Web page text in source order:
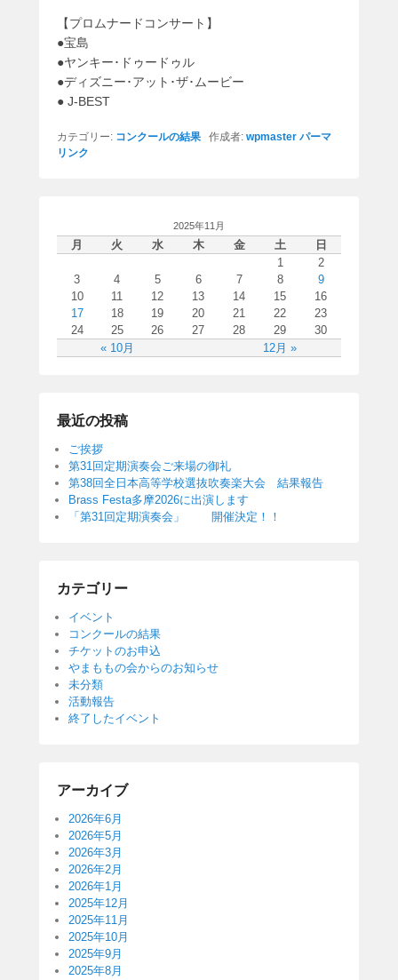
【プロムナードコンサート】
●宝島
●ヤンキー･ドゥードゥル
●ディズニー･アット･ザ･ムービー
● J-BEST
カテゴリー: コンクールの結果 作成者: wpmaster パーマ
リンク
2025年11月
月 火 水 木 金 土 日
« 10月 12月 »
1
2
3
4 5 6 7 8
9
10
11 12 13 14 15
16
17
18 19 20 21 22
23
24
25 26 27 28 29 30
最近の投稿
ご挨拶
第31回定期演奏会ご来場の御礼
第38回全日本高等学校選抜吹奏楽大会 結果報告
Brass Festa多摩2026に出演します
「第31回定期演奏会」 開催決定！！
カテゴリー
イベント
コンクールの結果
チケットのお申込
やまももの会からのお知らせ
未分類
活動報告
終了したイベント
アーカイブ
2026年6月
2026年5月
2026年3月
2026年2月
2026年1月
2025年12月
2025年11月
2025年10月
2025年9月
2025年8月